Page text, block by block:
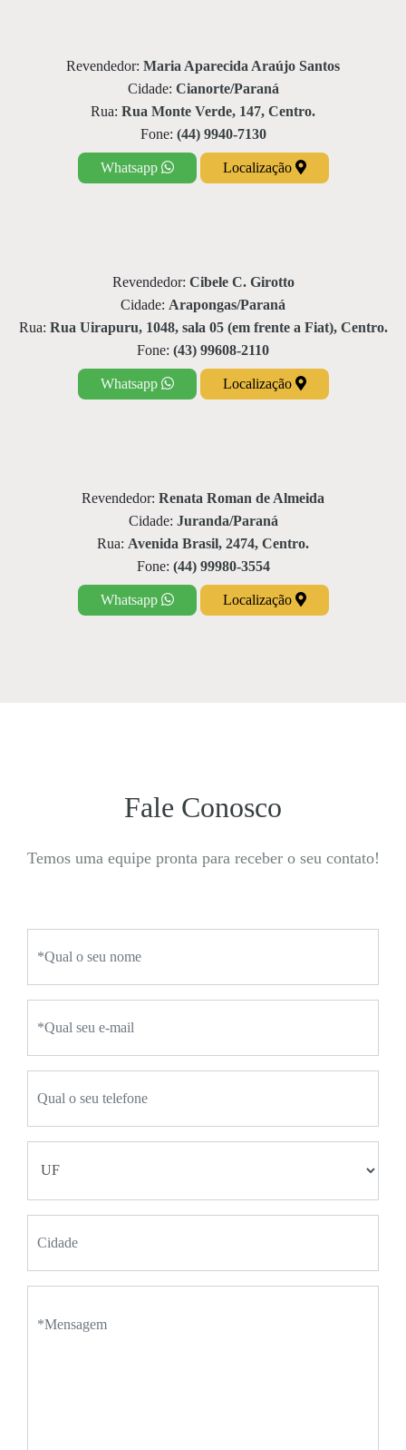
Revendedor: Maria Aparecida Araújo Santos
Cidade: Cianorte/Paraná
Rua: Rua Monte Verde, 147, Centro.
Fone: (44) 9940-7130
Whatsapp Localização
Revendedor: Cibele C. Girotto
Cidade: Arapongas/Paraná
Rua: Rua Uirapuru, 1048, sala 05 (em frente a Fiat), Centro.
Fone: (43) 99608-2110
Whatsapp Localização
Revendedor: Renata Roman de Almeida
Cidade: Juranda/Paraná
Rua: Avenida Brasil, 2474, Centro.
Fone: (44) 99980-3554
Whatsapp Localização
Fale Conosco
Temos uma equipe pronta para receber o seu contato!